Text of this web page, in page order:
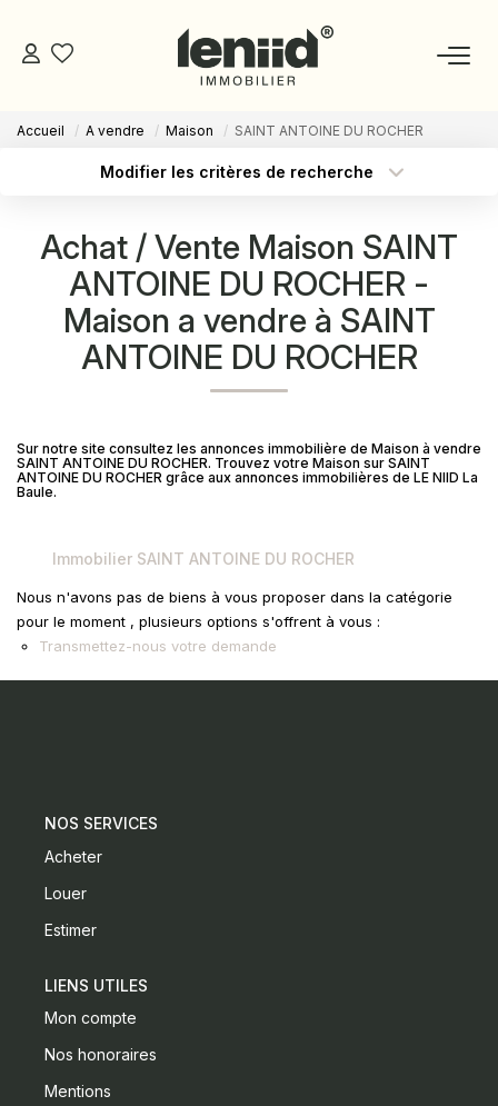
NOS BIENS
NOS CONSEILLERS
DEVENIR MANDATAIRE
GESTION
Accueil A vendre Maison SAINT ANTOINE DU ROCHER
Modifier les critères de recherche
Sélectionnez...
Type de bien
Surface min
Budget max Plus de critères
Créer une alerte
Achat / Vente Maison SAINT
ANTOINE DU ROCHER -
Maison a vendre à SAINT
ANTOINE DU ROCHER
Sur notre site consultez les annonces immobilière de Maison à vendre
SAINT ANTOINE DU ROCHER. Trouvez votre Maison sur SAINT
ANTOINE DU ROCHER grâce aux annonces immobilières de LE NIID La
Baule.
Immobilier SAINT ANTOINE DU ROCHER
Nous n'avons pas de biens à vous proposer dans la catégorie
pour le moment , plusieurs options s'offrent à vous :
Transmettez-nous votre demande
NOS SERVICES
Acheter
Louer
Estimer
LIENS UTILES
Mon compte
Nos honoraires
Mentions